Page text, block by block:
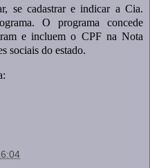
se cadastrar e indicar a Cia.
O programa concede
e incluem o CPF na Nota
sociais do estado.